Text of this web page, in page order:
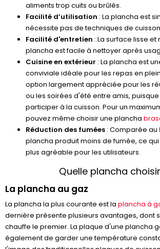
aliments trop cuits ou brûlés.
Facilité d’utilisation : La plancha est
nécessite pas de techniques de
Facilité d'entretien : La surface lisse
plancha est facile à nettoyer après
Cuisine en extérieur : La plancha est
conviviale idéale pour les repas en
option largement appréciée pour les
ou les soirées d'été entre amis,
participer à la cuisson. Pour un
pouvez même choisir une plancha
Réduction des fumées : Comparée au
plancha produit moins de fumée, ce
plus agréable pour les utilisateurs.
Quelle plancha
La plancha au gaz
La plancha la plus courante est la plancha à
dernière présente plusieurs avantages, dont
chauffe le premier. La plaque d'une plancha
également de garder une température